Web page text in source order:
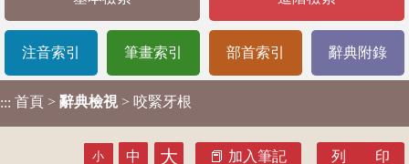
注音索引 筆畫索引 部首索引 辭典附錄
::: 首頁 > 辭典檢視 > 咬緊牙根
小 中 大 加入筆記 列 印